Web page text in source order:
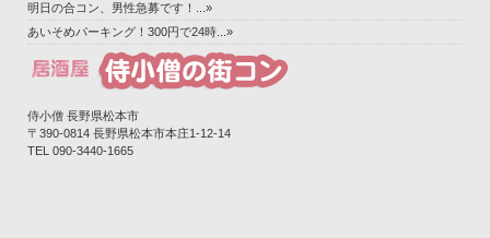
明日の合コン、男性急募です！...»
あいそめパーキング！300円で24時...»
侍小僧 長野県松本市
〒390-0814 長野県松本市本庄1-12-14‎
TEL 090-3440-1665